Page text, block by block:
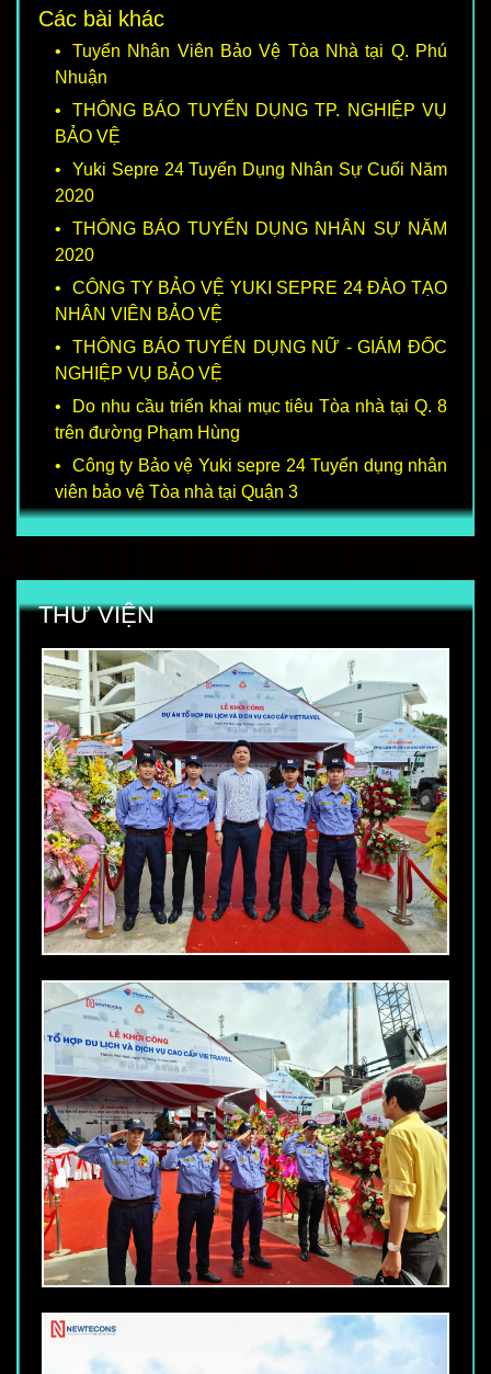
Các bài khác
Tuyển Nhân Viên Bảo Vệ Tòa Nhà tại Q. Phú
Nhuận
THÔNG BÁO TUYỂN DỤNG TP. NGHIỆP VỤ
BẢO VỆ
Yuki Sepre 24 Tuyển Dụng Nhân Sự Cuối Năm
2020
THÔNG BÁO TUYỂN DỤNG NHÂN SỰ NĂM
2020
CÔNG TY BẢO VỆ YUKI SEPRE 24 ĐÀO TẠO
NHÂN VIÊN BẢO VỆ
THÔNG BÁO TUYỂN DỤNG NỮ - GIÁM ĐỐC
NGHIỆP VỤ BẢO VỆ
Do nhu cầu triển khai mục tiêu Tòa nhà tại Q. 8
trên đường Phạm Hùng
Công ty Bảo vệ Yuki sepre 24 Tuyển dụng nhân
viên bảo vệ Tòa nhà tại Quận 3
THƯ VIỆN